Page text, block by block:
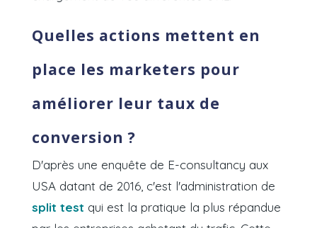
Quelles actions mettent en
place les marketers pour
améliorer leur taux de
conversion ?
D'après une enquête de E-consultancy aux
USA datant de 2016, c'est l'administration de
split test qui est la pratique la plus répandue